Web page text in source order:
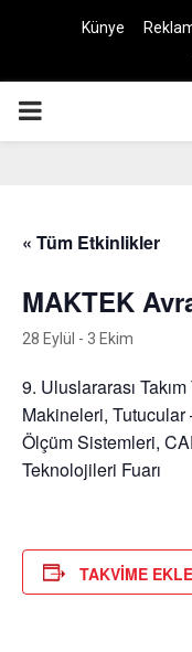
Künye
PRIMARY
« Tüm Etkinlikler
MAKTEK
28 Eylül - 3 Ekim
9. Uluslararası
Makineleri, Tutucular
Ölçüm Sistemleri,
Teknolojileri Fuarı
TAKVIME EKLE